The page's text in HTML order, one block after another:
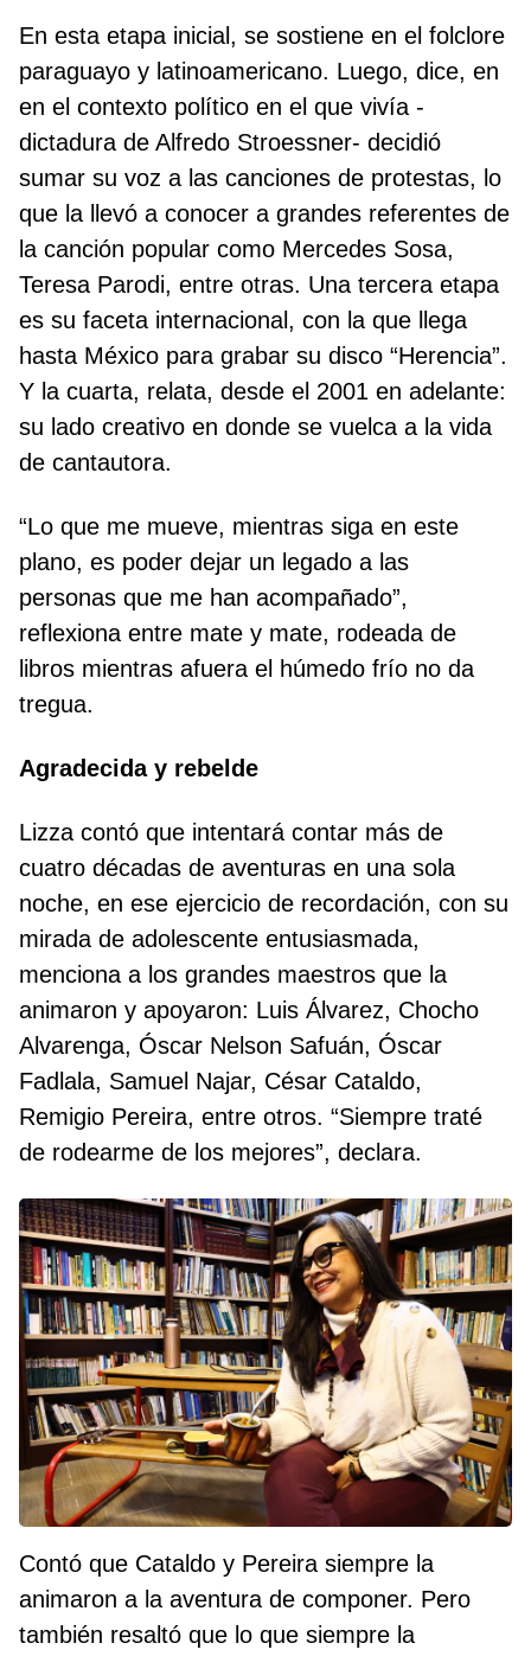
En esta etapa inicial, se sostiene en el folclore
paraguayo y latinoamericano. Luego, dice, en
en el contexto político en el que vivía -
dictadura de Alfredo Stroessner- decidió
sumar su voz a las canciones de protestas, lo
que la llevó a conocer a grandes referentes de
la canción popular como Mercedes Sosa,
Teresa Parodi, entre otras. Una tercera etapa
es su faceta internacional, con la que llega
hasta México para grabar su disco “Herencia”.
Y la cuarta, relata, desde el 2001 en adelante:
su lado creativo en donde se vuelca a la vida
de cantautora.
“Lo que me mueve, mientras siga en este
plano, es poder dejar un legado a las
personas que me han acompañado”,
reflexiona entre mate y mate, rodeada de
libros mientras afuera el húmedo frío no da
tregua.
Agradecida y rebelde
Lizza contó que intentará contar más de
cuatro décadas de aventuras en una sola
noche, en ese ejercicio de recordación, con su
mirada de adolescente entusiasmada,
menciona a los grandes maestros que la
animaron y apoyaron: Luis Álvarez, Chocho
Alvarenga, Óscar Nelson Safuán, Óscar
Fadlala, Samuel Najar, César Cataldo,
Remigio Pereira, entre otros. “Siempre traté
de rodearme de los mejores”, declara.
Contó que Cataldo y Pereira siempre la
animaron a la aventura de componer. Pero
también resaltó que lo que siempre la